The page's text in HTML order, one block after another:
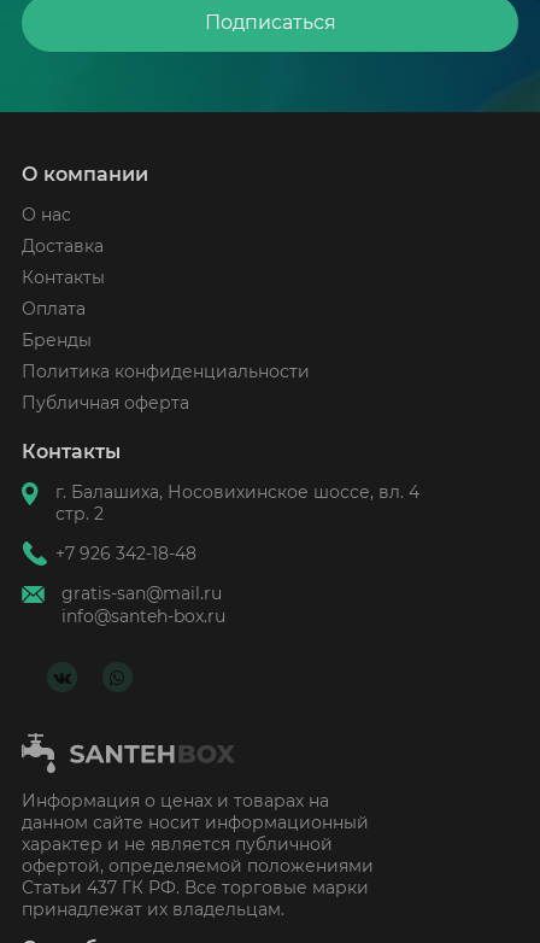
Подписаться
Информация о ценах и товарах на
данном сайте носит информационный
характер и не является публичной
офертой, определяемой положениями
Статьи 437 ГК РФ. Все торговые марки
принадлежат их владельцам.
О компании
О нас
Доставка
Контакты
Оплата
Бренды
Политика конфиденциальности
Публичная оферта
Контакты
г. Балашиха, Носовихинское шоссе, вл. 4
стр. 2
+7 926 342-18-48
gratis-san@mail.ru
info@santeh-box.ru